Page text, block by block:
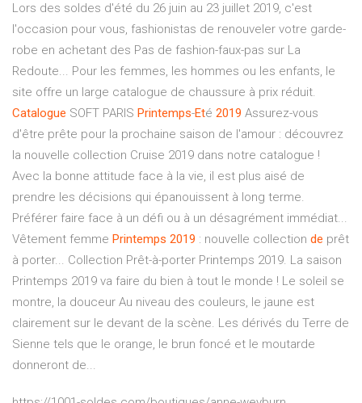
Lors des soldes d'été du 26 juin au 23 juillet 2019, c'est
l'occasion pour vous, fashionistas de renouveler votre garde-
robe en achetant des Pas de fashion-faux-pas sur La
Redoute... Pour les femmes, les hommes ou les enfants, le
site offre un large catalogue de chaussure à prix réduit.
Catalogue SOFT PARIS Printemps-Eté 2019 Assurez-vous
d'être prête pour la prochaine saison de l'amour : découvrez
la nouvelle collection Cruise 2019 dans notre catalogue !
Avec la bonne attitude face à la vie, il est plus aisé de
prendre les décisions qui épanouissent à long terme.
Préférer faire face à un défi ou à un désagrément immédiat...
Vêtement femme Printemps 2019 : nouvelle collection de prêt
à porter... Collection Prêt-à-porter Printemps 2019. La saison
Printemps 2019 va faire du bien à tout le monde ! Le soleil se
montre, la douceur Au niveau des couleurs, le jaune est
clairement sur le devant de la scène. Les dérivés du Terre de
Sienne tels que le orange, le brun foncé et le moutarde
donneront de...